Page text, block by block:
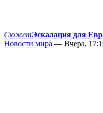
СюжетЭскалация для
Новости мира — Вчера,